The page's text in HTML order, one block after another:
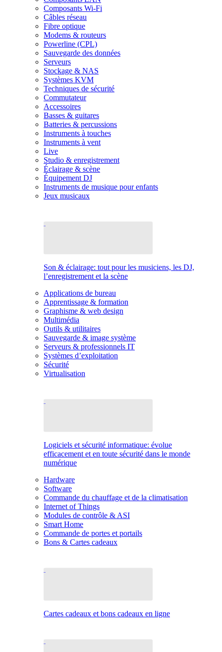
Composants Wi-Fi
Câbles réseau
Fibre optique
Modems & routeurs
Powerline (CPL)
Sauvegarde des données
Serveurs
Stockage & NAS
Systèmes KVM
Techniques de sécurité
Commutateur
Accessoires
Basses & guitares
Batteries & percussions
Instruments à touches
Instruments à vent
Live
Studio & enregistrement
Éclairage & scène
Équipement DJ
Instruments de musique pour enfants
Jeux musicaux
Son & éclairage: tout pour les musiciens, les DJ,
l’enregistrement et la scène
Applications de bureau
Apprentissage & formation
Graphisme & web design
Multimédia
Outils & utilitaires
Sauvegarde & image système
Serveurs & professionnels IT
Systèmes d’exploitation
Sécurité
Virtualisation
Logiciels et sécurité informatique: évolue
efficacement et en toute sécurité dans le monde
numérique
Hardware
Software
Commande du chauffage et de la climatisation
Internet of Things
Modules de contrôle & ASI
Smart Home
Commande de portes et portails
Bons & Cartes cadeaux
Cartes cadeaux et bons cadeaux en ligne